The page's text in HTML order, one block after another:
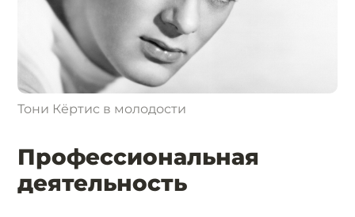
Тони Кёртис в молодости
Профессиональная
деятельность